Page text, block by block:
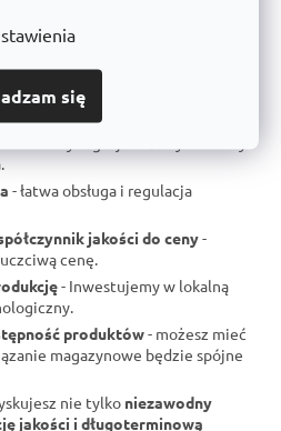
się
produktów
- solidna stalowa konstrukcja
dużego obciążenia.
- łatwa obsługa i regulacja
jakości do ceny-
cenę.
- Inwestujemy w lokalną
produktów- możesz mieć
magazynowe będzie spójne
nie tylko niezawodny
jakości i długoterminową